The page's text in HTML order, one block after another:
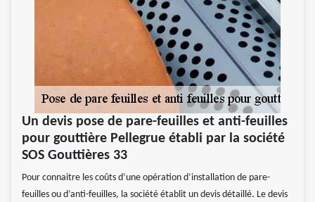
Un devis pose de pare-feuilles et anti-feuilles
pour gouttière Pellegrue établi par la société
SOS Gouttières 33
Pour connaitre les coûts d’une opération d’installation de pare-
feuilles ou d’anti-feuilles, la société établit un devis détaillé. Le devis